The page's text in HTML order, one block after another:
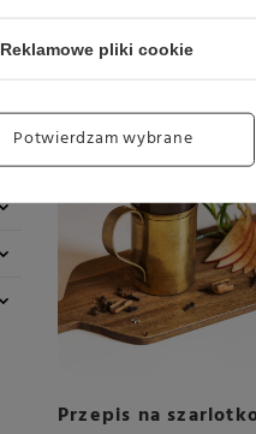
Przepis na
Reklamowe pliki cookie
Potwierdzam wybrane